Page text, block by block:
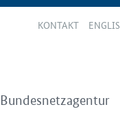
KONTAKT
Bundesnetzagentur